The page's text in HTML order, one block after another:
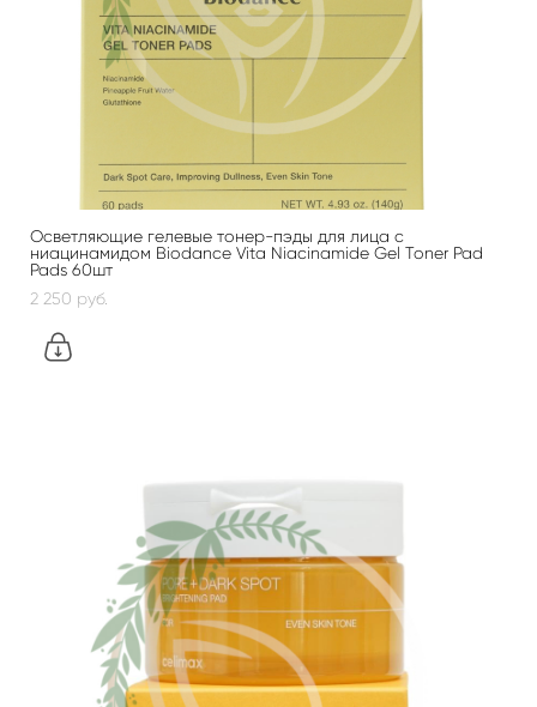
Осветляющие гелевые тонер-пэды для лица с
ниацинамидом Biodance Vita Niacinamide Gel Toner Pad
Pads 60шт
2 250 pуб.